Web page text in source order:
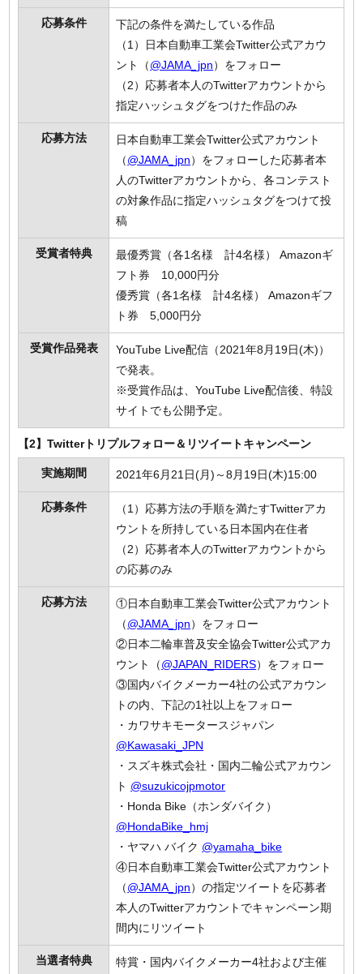
応募条件
下記の条件を満たしている作品
（1）日本自動車工業会Twitter公式アカウ
ント（@JAMA_jpn）をフォロー
（2）応募者本人のTwitterアカウントから
指定ハッシュタグをつけた作品のみ
応募方法
日本自動車工業会Twitter公式アカウント
（@JAMA_jpn）をフォローした応募者本
人のTwitterアカウントから、各コンテスト
の対象作品に指定ハッシュタグをつけて投
稿
受賞者特典
最優秀賞（各1名様 計4名様） Amazonギ
フト券 10,000円分
優秀賞（各1名様 計4名様） Amazonギフ
ト券 5,000円分
受賞作品発表
YouTube Live配信（2021年8月19日(木)）
で発表。
※受賞作品は、YouTube Live配信後、特設
サイトでも公開予定。
【2】Twitterトリプルフォロー＆リツイートキャンペーン
実施期間 2021年6月21日(月)～8月19日(木)15:00
応募条件
（1）応募方法の手順を満たすTwitterアカ
ウントを所持している日本国内在住者
（2）応募者本人のTwitterアカウントから
の応募のみ
応募方法
①日本自動車工業会Twitter公式アカウント
（@JAMA_jpn）をフォロー
②日本二輪車普及安全協会Twitter公式アカ
ウント（@JAPAN_RIDERS）をフォロー
③国内バイクメーカー4社の公式アカウン
トの内、下記の1社以上をフォロー
・カワサキモータースジャパン
@Kawasaki_JPN
・スズキ株式会社・国内二輪公式アカウン
ト @suzukicojpmotor
・Honda Bike（ホンダバイク）
@HondaBike_hmj
・ヤマハ バイク @yamaha_bike
④日本自動車工業会Twitter公式アカウント
（@JAMA_jpn）の指定ツイートを応募者
本人のTwitterアカウントでキャンペーン期
間内にリツイート
当選者特典
特賞・国内バイクメーカー4社および主催